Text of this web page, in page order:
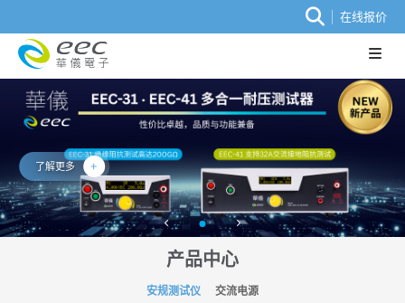
在线报价
了解更多
产品中心
安规测试仪 交流电源